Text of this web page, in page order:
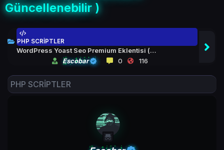
Güncellenebilir )
PHP SCRİPTLER
WordPress Yoast Seo Premium Eklentisi (
Güncellenebilir )Escobar 0 116
PHP SCRİPTLER